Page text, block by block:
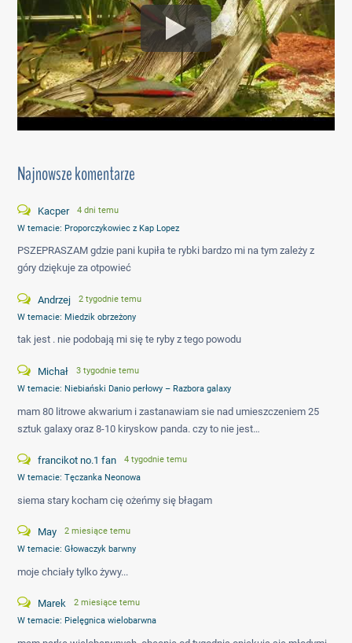
Najnowsze komentarze
Kacper
4 dni temu
W temacie: Proporczykowiec z Kap Lopez
PSZEPRASZAM gdzie pani kupiła te rybki bardzo mi na tym zależy z
góry dziękuje za otpowieć
Andrzej
2 tygodnie temu
W temacie: Miedzik obrzeżony
tak jest . nie podobają mi się te ryby z tego powodu
Michał
3 tygodnie temu
W temacie: Niebiański Danio perłowy – Razbora galaxy
mam 80 litrowe akwarium i zastanawiam sie nad umieszczeniem 25
sztuk galaxy oraz 8-10 kiryskow panda. czy to nie jest…
francikot no.1 fan
4 tygodnie temu
W temacie:Tęczanka Neonowa
siema stary kocham cię ożeńmy się błagam
May
2 miesiące temu
W temacie:Głowaczyk barwny
moje chciały tylko żywy...
Marek
2 miesiące temu
W temacie: Pielęgnica wielobarwna